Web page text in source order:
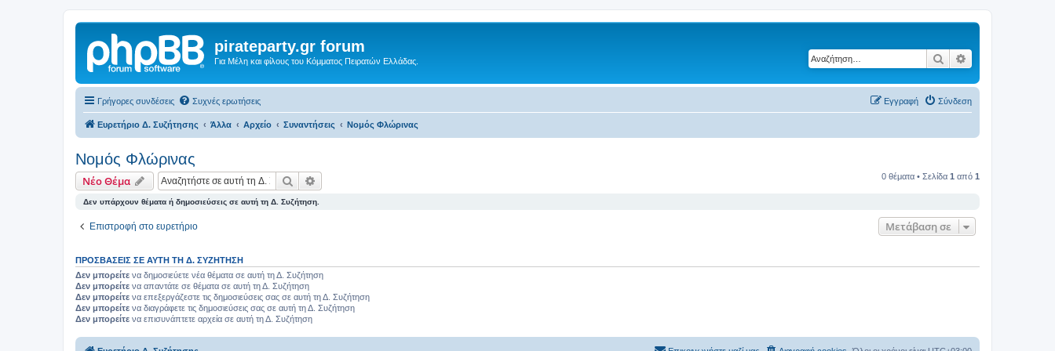
pirateparty.gr forum
Για Μέλη και φίλους του Κόμματος Πειρατών Ελλάδας. Αναζήτηση
Γρήγορες συνδέσεις Συχνές ερωτήσεις Σύνδεση
Εγγραφή
Ευρετήριο Δ. Συζήτησης Άλλα Αρχείο Συναντήσεις Νομός Φλώρινας‎
Νομός Φλώρινας‎
Νέο Θέμα Αναζήτηση 0 θέματα • Σελίδα 1 από 1
Δεν υπάρχουν θέματα ή δημοσιεύσεις σε αυτή τη Δ. Συζήτηση.
Επιστροφή στο ευρετήριο Μετάβαση σε
ΠΡΟΣΒΆΣΕΙΣ ΣΕ ΑΥΤΉ ΤΗ Δ. ΣΥΖΉΤΗΣΗ
Δεν μπορείτε να δημοσιεύετε νέα θέματα σε αυτή τη Δ. Συζήτηση
Δεν μπορείτε να απαντάτε σε θέματα σε αυτή τη Δ. Συζήτηση
Δεν μπορείτε να επεξεργάζεστε τις δημοσιεύσεις σας σε αυτή τη Δ. Συζήτηση
Δεν μπορείτε να διαγράφετε τις δημοσιεύσεις σας σε αυτή τη Δ. Συζήτηση
Δεν μπορείτε να επισυνάπτετε αρχεία σε αυτή τη Δ. Συζήτηση